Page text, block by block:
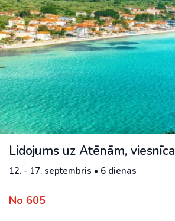
Lidojums uz Atēnām, viesnīca
12. - 17. septembris • 6 dienas
No 605